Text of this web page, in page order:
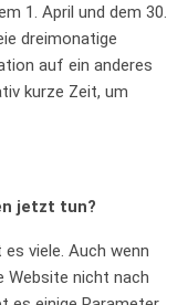
1. April und dem 30.
dreimonatige
auf ein anderes
kurze Zeit, um
jetzt tun?
viele. Auch wenn
Website nicht nach